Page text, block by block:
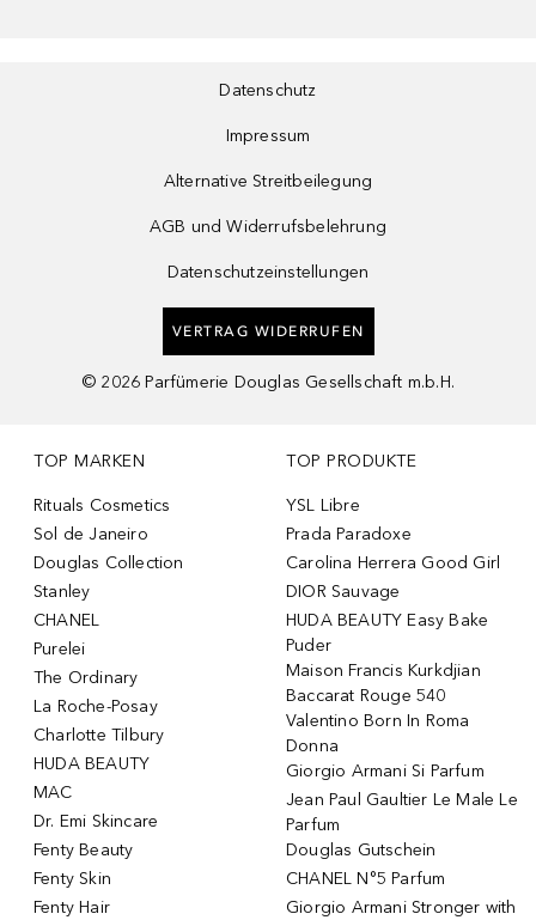
Datenschutz
Impressum
Alternative Streitbeilegung
AGB und Widerrufsbelehrung
Datenschutzeinstellungen
VERTRAG WIDERRUFEN
© 2026 Parfümerie Douglas Gesellschaft m.b.H.
TOP MARKEN
Rituals Cosmetics
Sol de Janeiro
Douglas Collection
Stanley
CHANEL
Purelei
The Ordinary
La Roche-Posay
Charlotte Tilbury
HUDA BEAUTY
MAC
Dr. Emi Skincare
Fenty Beauty
Fenty Skin
Fenty Hair
TOP PRODUKTE
YSL Libre
Prada Paradoxe
Carolina Herrera Good Girl
DIOR Sauvage
HUDA BEAUTY Easy Bake
Puder
Maison Francis Kurkdjian
Baccarat Rouge 540
Valentino Born In Roma
Donna
Giorgio Armani Si Parfum
Jean Paul Gaultier Le Male Le
Parfum
Douglas Gutschein
CHANEL N°5 Parfum
Giorgio Armani Stronger with